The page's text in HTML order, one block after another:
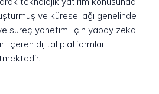
ve küresel ağı genelinde
süreç yönetimi için yapay zeka
içeren dijital platformlar